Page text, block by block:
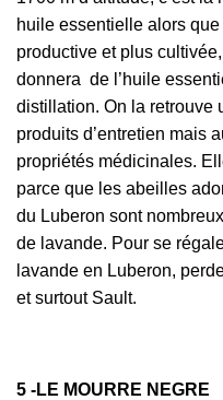
huile essentielle alors
productive et plus
donnera de l’huile
distillation. On la retrouve
produits d’entretien mais
propriétés médicinales.
parce que les abeilles
du Luberon sont
de lavande. Pour se
lavande en Luberon,
et surtout Sault.
5 -LE MOURRE NEGRE